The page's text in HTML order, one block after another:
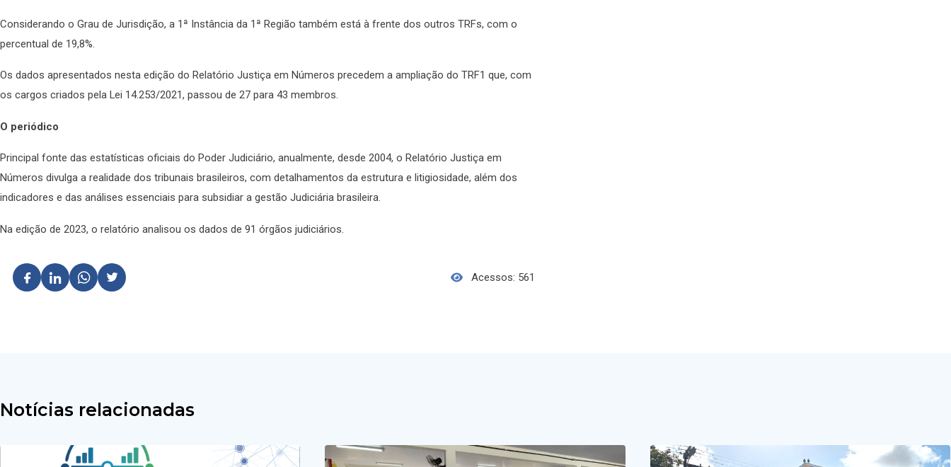
Considerando o Grau de Jurisdição, a 1ª Instância da 1ª Região também está à frente dos outros TRFs, com o
percentual de 19,8%.
Os dados apresentados nesta edição do Relatório Justiça em Números precedem a ampliação do TRF1 que, com
os cargos criados pela Lei 14.253/2021, passou de 27 para 43 membros.
O periódico
Principal fonte das estatísticas oficiais do Poder Judiciário, anualmente, desde 2004, o Relatório Justiça em
Números divulga a realidade dos tribunais brasileiros, com detalhamentos da estrutura e litigiosidade, além dos
indicadores e das análises essenciais para subsidiar a gestão Judiciária brasileira.
Na edição de 2023, o relatório analisou os dados de 91 órgãos judiciários.
Acessos: 561
Notícias relacionadas